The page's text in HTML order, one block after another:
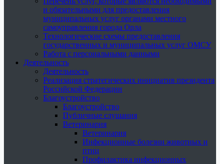
и обязательными для предоставления
муниципальных услуг органами местного
самоуправления города Орла
Технологические схемы предоставления
государственных и муниципальных услуг ОМСУ
Работа с персональными данными
Деятельность
Деятельность
Реализация стратегических инициатив президента
Российской Федерации
Благоустройство
Благоустройство
Публичные слушания
Ветеринария
Ветеринария
Инфекционные болезни животных и
птиц
Профилактика инфекционных